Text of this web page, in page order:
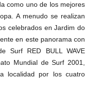
como uno de los mejores
A menudo se realizan
celebrados en Jardim do
en este panorama con
Surf RED BULL WAVE
Mundial de Surf 2001,
localidad por los cuatro